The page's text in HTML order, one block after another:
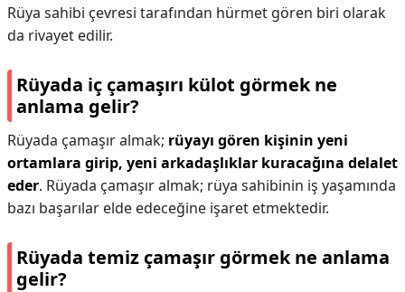
Rüya sahibi çevresi tarafından hürmet gören biri olarak
da rivayet edilir.
Rüyada iç çamaşırı külot görmek ne
anlama gelir?
Rüyada çamaşır almak; rüyayı gören kişinin yeni
ortamlara girip, yeni arkadaşlıklar kuracağına delalet
eder. Rüyada çamaşır almak; rüya sahibinin iş yaşamında
bazı başarılar elde edeceğine işaret etmektedir.
Rüyada temiz çamaşır görmek ne anlama
gelir?